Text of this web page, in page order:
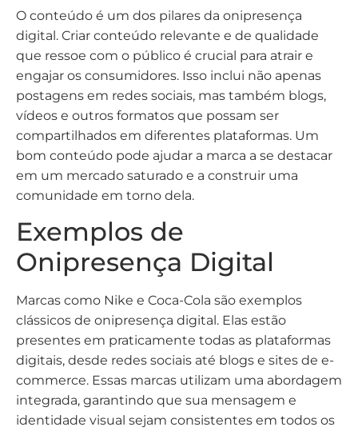
O conteúdo é um dos pilares da onipresença
digital. Criar conteúdo relevante e de qualidade
que ressoe com o público é crucial para atrair e
engajar os consumidores. Isso inclui não apenas
postagens em redes sociais, mas também blogs,
vídeos e outros formatos que possam ser
compartilhados em diferentes plataformas. Um
bom conteúdo pode ajudar a marca a se destacar
em um mercado saturado e a construir uma
comunidade em torno dela.
Exemplos de
Onipresença Digital
Marcas como Nike e Coca-Cola são exemplos
clássicos de onipresença digital. Elas estão
presentes em praticamente todas as plataformas
digitais, desde redes sociais até blogs e sites de e-
commerce. Essas marcas utilizam uma abordagem
integrada, garantindo que sua mensagem e
identidade visual sejam consistentes em todos os